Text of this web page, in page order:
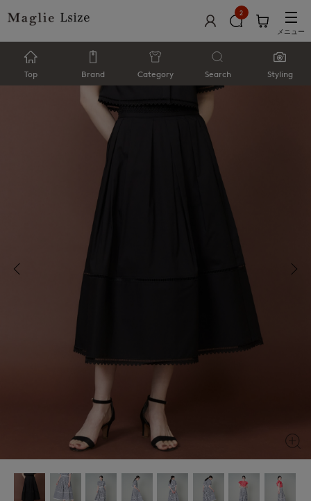
2
メニュー
Top Brand Category Search Styling